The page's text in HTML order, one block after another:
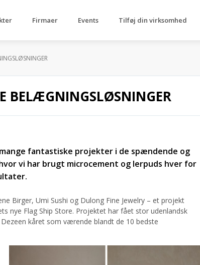
Firmaer Events Tilføj din virksomhed
BELÆGNINGSLØSNINGER
fantastiske projekter i de spændende og
vi har brugt microcement og lerpuds hver for
Birger, Umi Sushi og Dulong Fine Jewelry – et projekt
nye Flag Ship Store. Projektet har fået stor udenlandsk
kåret som værende blandt de 10 bedste